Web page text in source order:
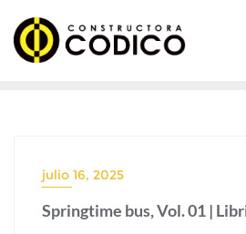
contenido
julio 16, 2025
Springtime bus, Vol. 01 |